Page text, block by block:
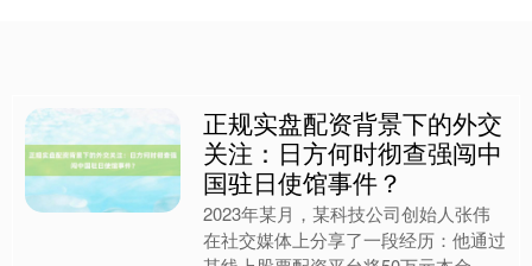
正规实盘配资背景下的外交
关注：日方何时彻查强闯中
国驻日使馆事件？
2023年某月，某科技公司创始人张伟
在社交媒体上分享了一段经历：他通过